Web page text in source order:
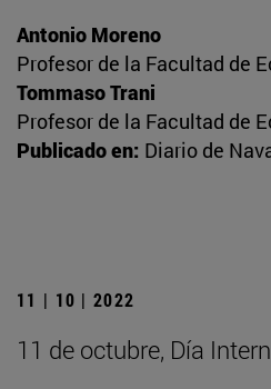
Antonio Moreno
Profesor de la Facultad de
Tommaso Trani
Profesor de la Facultad de
Publicado en: Diario de
11 | 10 | 2022
11 de octubre, Día